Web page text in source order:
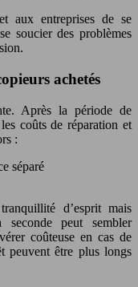
aux entreprises de se
soucier des problèmes
achetés
Après la période de
coûts de réparation et
:
séparé
d’esprit mais
seconde peut sembler
coûteuse en cas de
peuvent être plus longs